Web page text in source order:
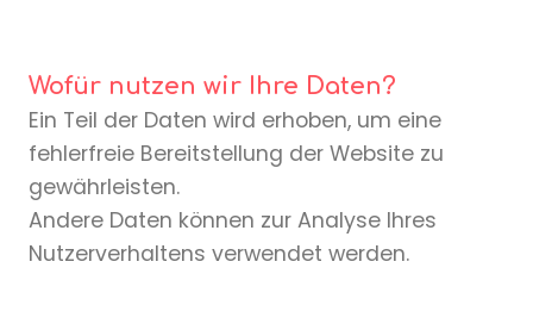
Wofür nutzen wir Ihre Daten?
Ein Teil der Daten wird erhoben, um eine
fehlerfreie Bereitstellung der Website zu
gewährleisten.
Andere Daten können zur Analyse Ihres
Nutzerverhaltens verwendet werden.